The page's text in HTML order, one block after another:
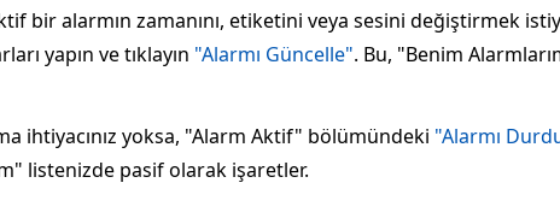
bir alarmın zamanını, etiketini veya sesini değiştirmek
yapın ve tıklayın "Alarmı Güncelle". Bu, "Benim
ihtiyacınız yoksa, "Alarm Aktif" bölümündeki "Alarmı
listenizde pasif olarak işaretler.